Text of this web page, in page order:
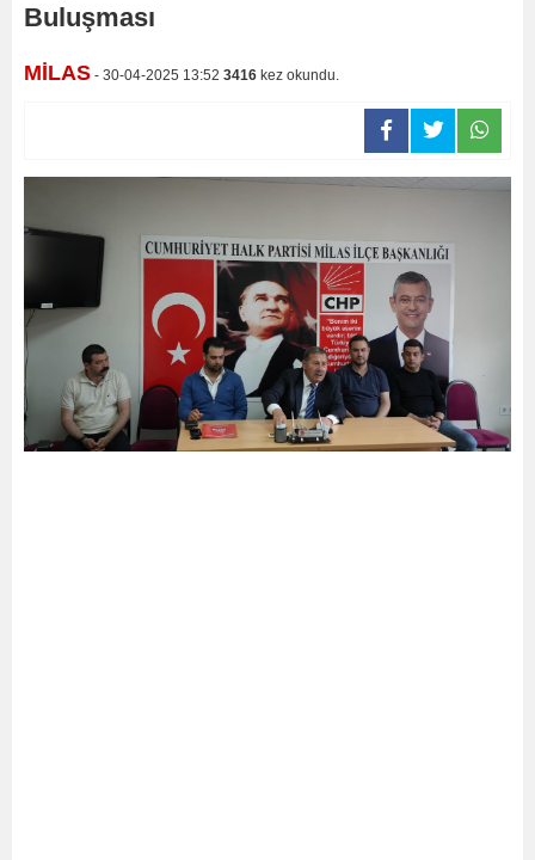
Buluşması
MİLAS - 30-04-2025 13:52 3416 kez okundu.